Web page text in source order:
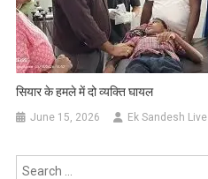
सियार के हमले में दो व्यक्ति घायल
June 15, 2026 Ek Sandesh Live